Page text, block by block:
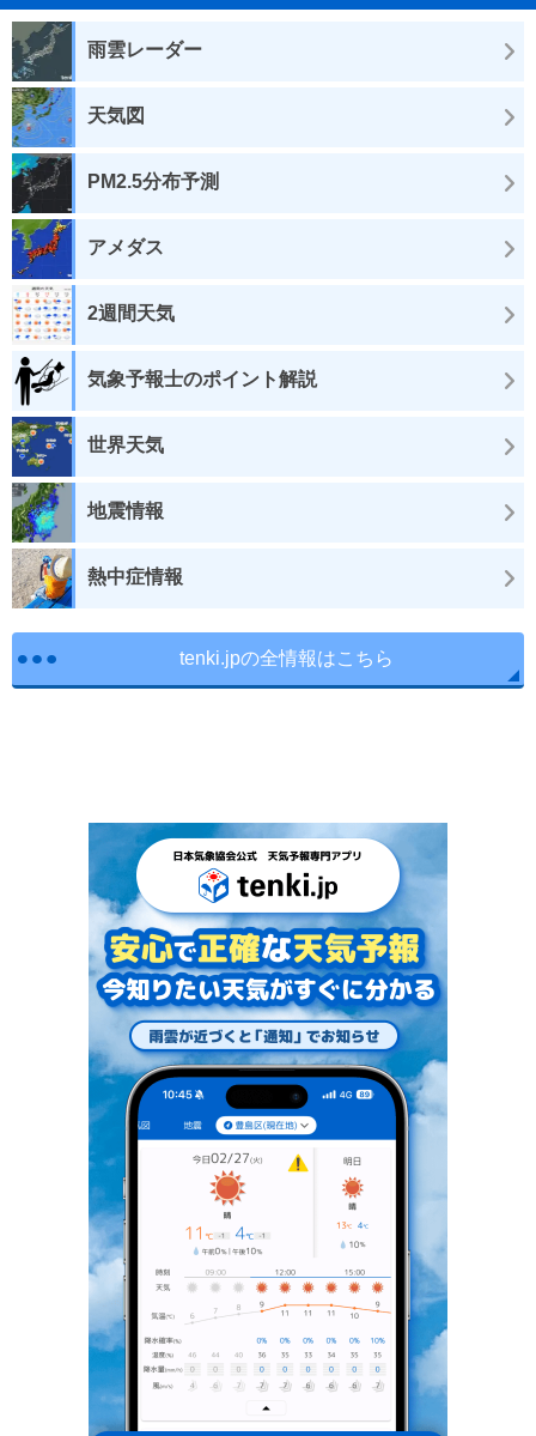
雨雲レーダー
天気図
PM2.5分布予測
アメダス
2週間天気
気象予報士のポイント解説
世界天気
地震情報
熱中症情報
tenki.jpの全情報はこちら